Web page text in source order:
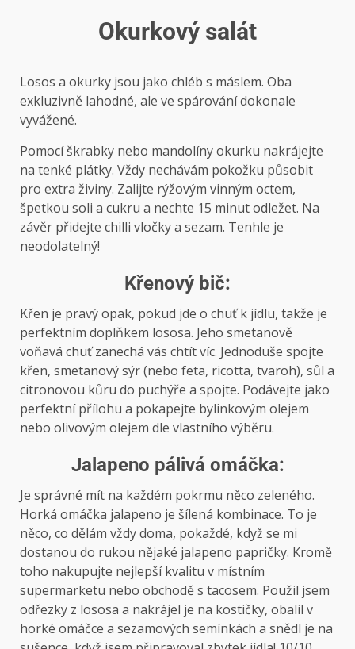
Okurkový salát
Losos a okurky jsou jako chléb s máslem. Oba
exkluzivně lahodné, ale ve spárování dokonale
vyvážené.
Pomocí škrabky nebo mandolíny okurku nakrájejte
na tenké plátky. Vždy nechávám pokožku působit
pro extra živiny. Zalijte rýžovým vinným octem,
špetkou soli a cukru a nechte 15 minut odležet. Na
závěr přidejte chilli vločky a sezam. Tenhle je
neodolatelný!
Křenový bič:
Křen je pravý opak, pokud jde o chuť k jídlu, takže je
perfektním doplňkem lososa. Jeho smetanově
voňavá chuť zanechá vás chtít víc. Jednoduše spojte
křen, smetanový sýr (nebo feta, ricotta, tvaroh), sůl a
citronovou kůru do puchýře a spojte. Podávejte jako
perfektní přílohu a pokapejte bylinkovým olejem
nebo olivovým olejem dle vlastního výběru.
Jalapeno pálivá omáčka:
Je správné mít na každém pokrmu něco zeleného.
Horká omáčka jalapeno je šílená kombinace. To je
něco, co dělám vždy doma, pokaždé, když se mi
dostanou do rukou nějaké jalapeno papričky. Kromě
toho nakupujte nejlepší kvalitu v místním
supermarketu nebo obchodě s tacosem. Použil jsem
odřezky z lososa a nakrájel je na kostičky, obalil v
horké omáčce a sezamových semínkách a snědl je na